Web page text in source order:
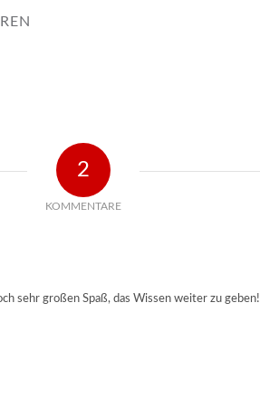
2
KOMMENTARE
sehr großen Spaß, das Wissen weiter zu geben!